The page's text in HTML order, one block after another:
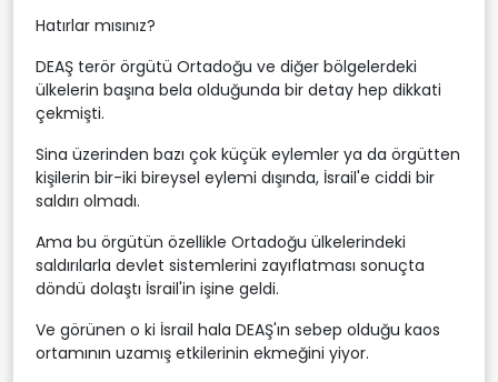
Hatırlar mısınız?
DEAŞ terör örgütü Ortadoğu ve diğer bölgelerdeki
ülkelerin başına bela olduğunda bir detay hep dikkati
çekmişti.
Sina üzerinden bazı çok küçük eylemler ya da örgütten
kişilerin bir-iki bireysel eylemi dışında, İsrail'e ciddi bir
saldırı olmadı.
Ama bu örgütün özellikle Ortadoğu ülkelerindeki
saldırılarla devlet sistemlerini zayıflatması sonuçta
döndü dolaştı İsrail'in işine geldi.
Ve görünen o ki İsrail hala DEAŞ'ın sebep olduğu kaos
ortamının uzamış etkilerinin ekmeğini yiyor.